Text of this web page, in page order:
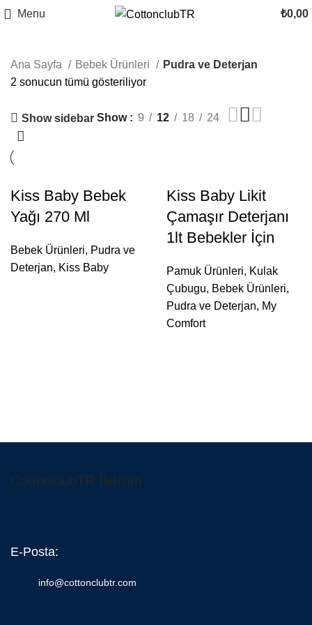
Menu ₺0,00
Ana Sayfa Bebek Ürünleri
Pudra ve Deterjan
2 sonucun tümü gösteriliyor
Show sidebar Show 9 12 18 24
Kiss Baby Bebek
Yağı 270 Ml
Bebek Ürünleri, Pudra ve
Deterjan, Kiss Baby
Kiss Baby Likit
Çamaşır Deterjanı
1lt Bebekler İçin
Pamuk Ürünleri, Kulak
Çubugu, Bebek Ürünleri,
Pudra ve Deterjan, My
Comfort
CottonclubTR İletişim
E-Posta:
info@cottonclubtr.com